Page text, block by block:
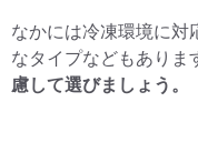
なかには冷凍環境に対
なタイプなどもありま
慮して選びましょう。